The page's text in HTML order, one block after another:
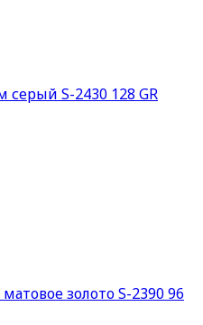
серый S-2430 128 GR
золото S-2390 96